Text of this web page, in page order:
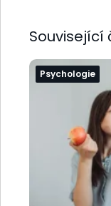
Související
Psychologie